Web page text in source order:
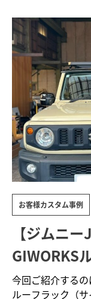
お客様カスタム事例
【ジムニ
GIWORKS
ドオーニン
今回ご紹介する
ルーフラック（